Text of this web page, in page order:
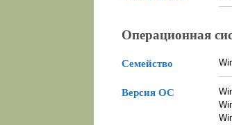
Операционная
Семейство
Версия ОС